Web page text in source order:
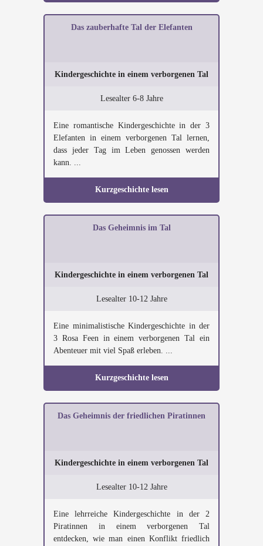
Das zauberhafte Tal der Elefanten
Kindergeschichte in einem verborgenen Tal
Lesealter 6-8 Jahre
Eine romantische Kindergeschichte in der 3
Elefanten in einem verborgenen Tal lernen,
dass jeder Tag im Leben genossen werden
kann. ...
Kurzgeschichte lesen
Das Geheimnis im Tal
Kindergeschichte in einem verborgenen Tal
Lesealter 10-12 Jahre
Eine minimalistische Kindergeschichte in der
3 Rosa Feen in einem verborgenen Tal ein
Abenteuer mit viel Spaß erleben. ...
Kurzgeschichte lesen
Das Geheimnis der friedlichen Piratinnen
Kindergeschichte in einem verborgenen Tal
Lesealter 10-12 Jahre
Eine lehrreiche Kindergeschichte in der 2
Piratinnen in einem verborgenen Tal
entdecken, wie man einen Konflikt friedlich